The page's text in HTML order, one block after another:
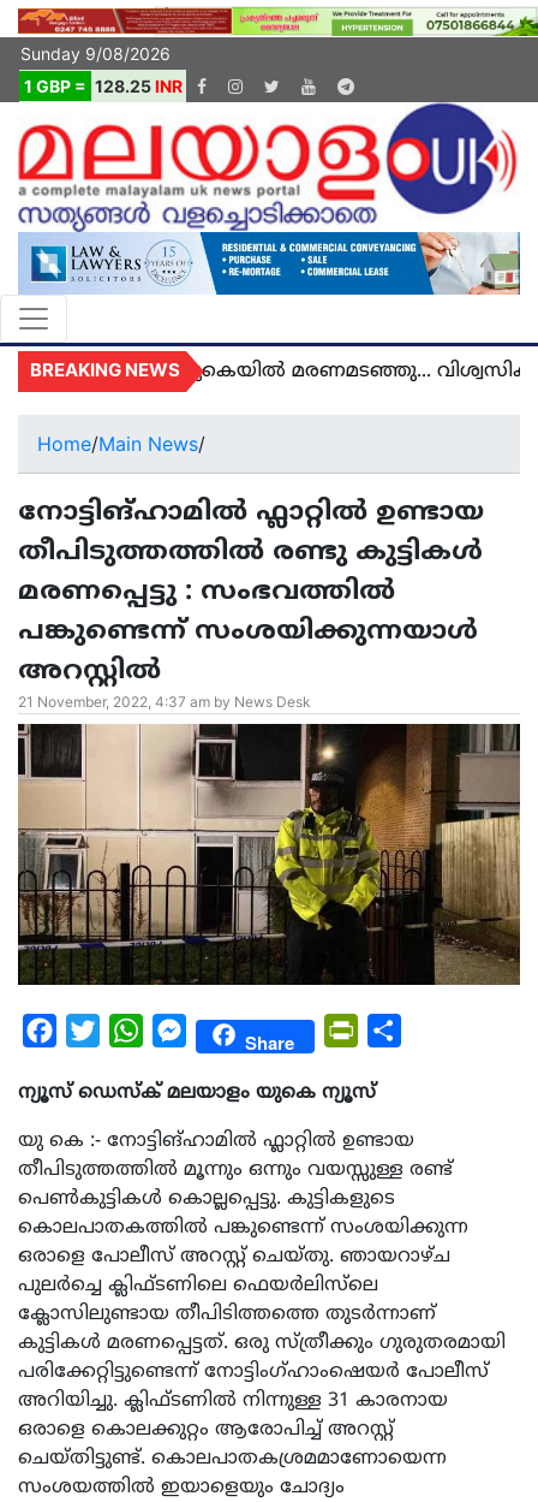
Sunday 9/08/2026
1 GBP = 128.25INR
BREAKING NEWS
അമൽ യുകെയിൽ മരണമടഞ്ഞു...
Home/Main News/
നോട്ടിങ്ഹാമിൽ ഫ്ലാറ്റിൽ ഉണ്ടായ
തീപിടുത്തത്തിൽ രണ്ടു കുട്ടികൾ
മരണപ്പെട്ടു : സംഭവത്തിൽ
പങ്കുണ്ടെന്ന് സംശയിക്കുന്നയാൾ
അറസ്റ്റിൽ
21 November, 2022, 4:37 am by News Desk
Facebook
Twitter WhatsAppMessengerShare PrintFriendly
ന്യൂസ് ഡെസ്ക് മലയാളം യുകെ ന്യൂസ്
യു കെ :- നോട്ടിങ്ഹാമിൽ ഫ്ലാറ്റിൽ ഉണ്ടായ
തീപിടുത്തത്തിൽ മൂന്നും ഒന്നും വയസ്സുള്ള രണ്ട്
പെൺകുട്ടികൾ കൊല്ലപ്പെട്ടു. കുട്ടികളുടെ
കൊലപാതകത്തിൽ പങ്കുണ്ടെന്ന് സംശയിക്കുന്ന
ഒരാളെ പോലീസ് അറസ്റ്റ് ചെയ്തു. ഞായറാഴ്ച
പുലർച്ചെ ക്ലിഫ്‌ടണിലെ ഫെയർലിസ്‌ലെ
ക്ലോസിലുണ്ടായ തീപിടിത്തത്തെ തുടർന്നാണ്
കുട്ടികൾ മരണപ്പെട്ടത്. ഒരു സ്ത്രീക്കും ഗുരുതരമായി
പരിക്കേറ്റിട്ടുണ്ടെന്ന് നോട്ടിംഗ്ഹാംഷെയർ പോലീസ്
അറിയിച്ചു. ക്ലിഫ്‌ടണിൽ നിന്നുള്ള 31 കാരനായ
ഒരാളെ കൊലക്കുറ്റം ആരോപിച്ച് അറസ്റ്റ്
ചെയ്തിട്ടുണ്ട്. കൊലപാതകശ്രമമാണോയെന്ന
സംശയത്തിൽ ഇയാളെയും ചോദ്യം